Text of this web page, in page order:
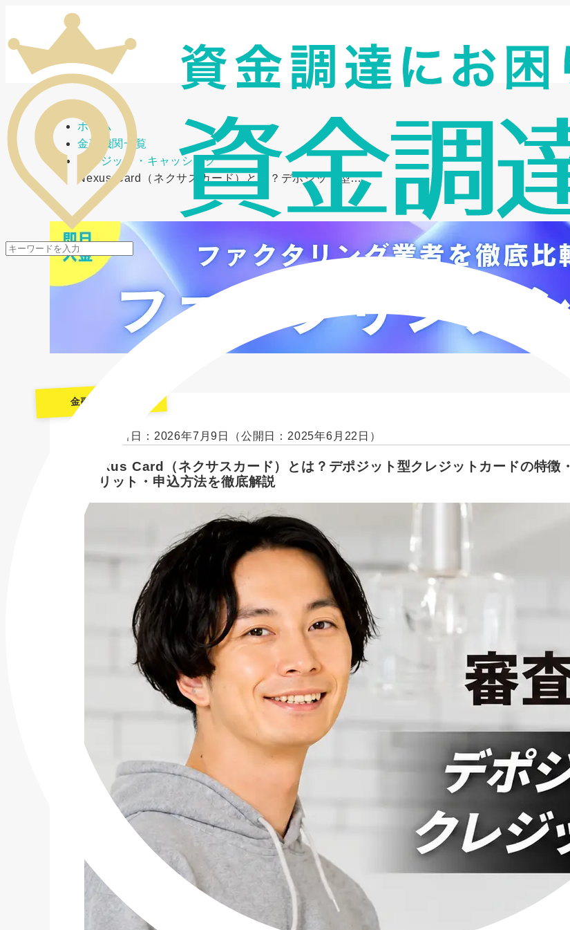
メニューを開閉
ホーム
金融機関一覧
クレジット・キャッシング
Nexus Card（ネクサスカード）とは？デポジット型…
金融機関一覧
最終更新日：2026年7月9日 （公開日：2025年6月22日）
Nexus Card（ネクサスカード）とは？デポジット型クレジットカードの特徴・
メリット・申込方法を徹底解説